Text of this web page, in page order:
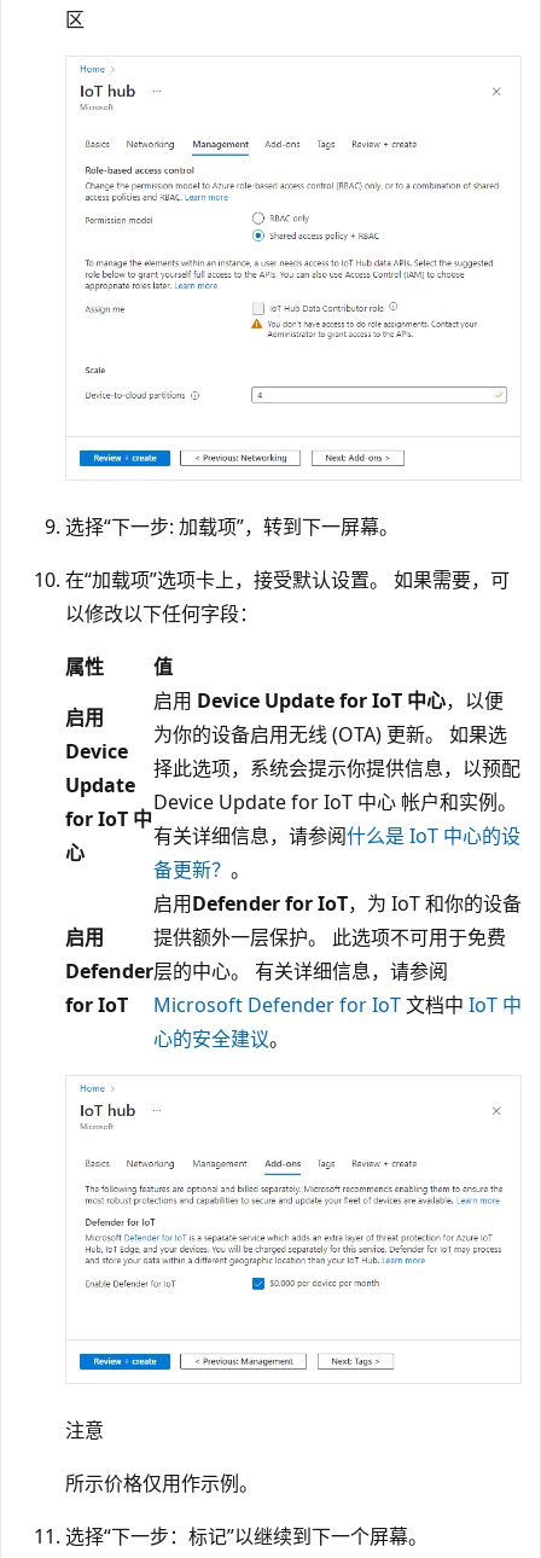
区
选择“下一步: 加载项”，转到下一屏幕。
在“加载项”选项卡上，接受默认设置。 如果需要，可
以修改以下任何字段：
属性
值
启用
Device
Update
for IoT 中
心
启用 Device Update for IoT 中心，以便
为你的设备启用无线 (OTA) 更新。 如果选
择此选项，系统会提示你提供信息，以预配
Device Update for IoT 中心 帐户和实例。
有关详细信息，请参阅什么是 IoT 中心的设
备更新？ 。
启用
Defender
for IoT
启用Defender for IoT，为 IoT 和你的设备
提供额外一层保护。 此选项不可用于免费
层的中心。 有关详细信息，请参阅
Microsoft Defender for IoT文档中 IoT 中
心的安全建议。
注意
所示价格仅用作示例。
选择“下一步：标记”以继续到下一个屏幕。